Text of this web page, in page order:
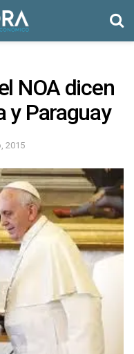
NOA dicen
y Paraguay
2015